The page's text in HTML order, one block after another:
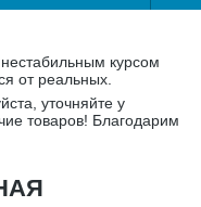
курсом
от реальных.
уточняйте у
товаров! Благодарим